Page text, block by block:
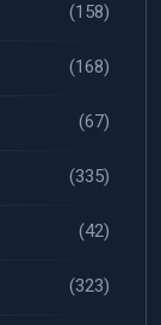
(158)
(168)
(67)
(335)
(42)
(323)